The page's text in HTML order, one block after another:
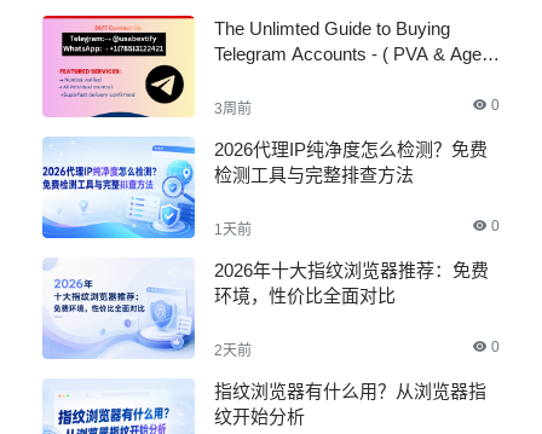
The Unlimted Guide to Buying
Telegram Accounts - ( PVA & Aged
3周前 0
2026代理IP纯净度怎么检测？免费
检测工具与完整排查方法
1天前 0
2026年十大指纹浏览器推荐：免费
环境，性价比全面对比
2天前 0
指纹浏览器有什么用？从浏览器指
纹开始分析